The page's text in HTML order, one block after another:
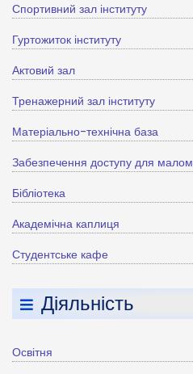
Спортивний зал інституту
Гуртожиток інституту
Актовий зал
Тренажерний зал інституту
Матеріально-технічна база
Забезпечення доступу для
Бібліотека
Академічна каплиця
Студентське кафе
Діяльність
Освітня